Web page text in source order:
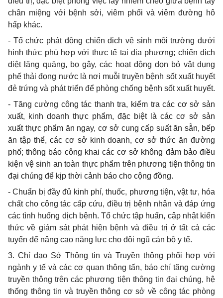
chân miệng với bệnh sởi, viêm phổi và viêm đường hô
hấp khác.
- Tổ chức phát động chiến dịch vệ sinh môi trường dưới
hình thức phù hợp với thực tế tại địa phương; chiến dịch
diệt lăng quăng, bọ gậy, các hoạt động dọn bỏ vật dụng
phế thảiđọng nước là nơi muỗi truyền bệnh sốt xuất huyết
đẻ trứng và phát triển để phòng chống bệnh sốt xuất huyết.
- Tăng cường công tác thanh tra, kiểm tra các cơ sở sản
xuất, kinh doanh thực phẩm, đặc biệt là các cơ sở sản
xuất thực phẩm ăn ngay, cơ sở cung cấp suất ăn sẵn, bếp
ăn tập thể, các cơ sở kinh doanh, cơ sở thứcăn đường
phố; thông báo công khai các cơ sở không đảm bảo điều
kiện vệ sinh an toàn thực phẩm trên phương tiện thông tin
đại chúng để kịp thời cảnh báo cho cộng đồng.
- Chuẩn bị đầy đủ kinh phí, thuốc, phương tiện, vật tư, hóa
chất cho công tác cấp cứu, điều trị bệnh nhân và đáp ứng
cáctình huống dịch bệnh. Tổchức tập huấn, cập nhật kiến
thức về giám sát phát hiện bệnh và điều trị ở tất cả các
tuyến để nâng cao năng lực cho đội ngũ cán bộ y tế.
3. Chỉ đạo Sở Thông tin và Truyền thông phối hợp với
ngành y tế và các cơ quan thông tấn, báo chí tăng cường
truyền thông trên các phương tiện thông tin đại chúng, hệ
thống thông tin và truyền thông cơ sở về công tác phòng